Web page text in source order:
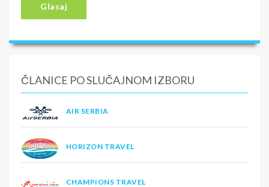
Glasaj
ČLANICE PO SLUČAJNOM IZBORU
AIR SERBIA
HORIZON TRAVEL
CHAMPIONS TRAVEL